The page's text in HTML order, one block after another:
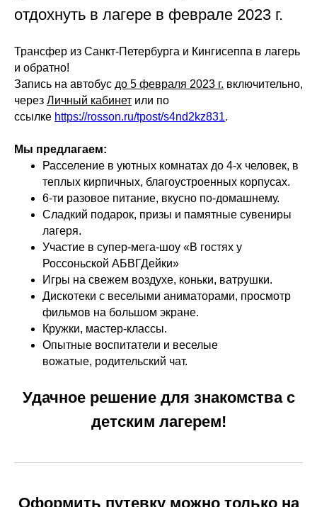
отдохнуть в лагере в феврале 2023 г.
Трансфер из Санкт-Петербурга и Кингисеппа в лагерь
и обратно!
Запись на автобус до 5 февраля 2023 г. включительно,
через Личный кабинет или по
ссылке https://rosson.ru/tpost/s4nd2kz831.
Мы предлагаем:
Расселение в уютных комнатах до 4-х человек, в
теплых кирпичных, благоустроенных корпусах.
6-ти разовое питание, вкусно по-домашнему.
Сладкий подарок, призы и памятные сувениры
лагеря.
Участие в супер-мега-шоу «В гостях у
Россоньской АБВГДейки»
Игры на свежем воздухе, коньки, ватрушки.
Дискотеки с веселыми аниматорами, просмотр
фильмов на большом экране.
Кружки, мастер-классы.
Опытные воспитатели и веселые
вожатые, родительский чат.
Удачное решение для знакомства с
детским лагерем!
Оформить путевку можно только на